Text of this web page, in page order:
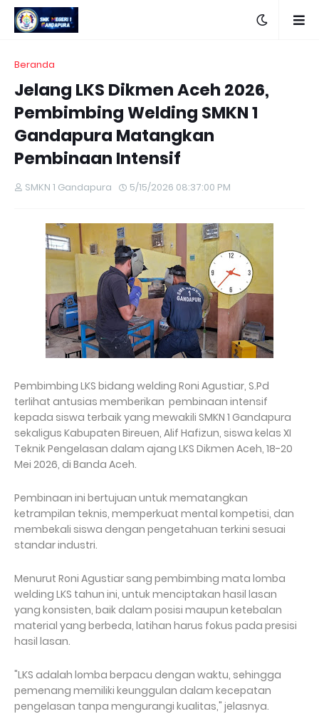
Beranda
Jelang LKS Dikmen Aceh 2026,
Pembimbing Welding SMKN 1
Gandapura Matangkan
Pembinaan Intensif
SMKN 1 Gandapura 5/15/2026 08:37:00 PM
Pembimbing LKS bidang welding Roni Agustiar, S.Pd
terlihat antusias memberikan pembinaan intensif
kepada siswa terbaik yang mewakili SMKN 1 Gandapura
sekaligus Kabupaten Bireuen, Alif Hafizun, siswa kelas XI
Teknik Pengelasan dalam ajang LKS Dikmen Aceh, 18-20
Mei 2026, di Banda Aceh.
Pembinaan ini bertujuan untuk mematangkan
ketrampilan teknis, memperkuat mental kompetisi, dan
membekali siswa dengan pengetahuan terkini sesuai
standar industri.
Menurut Roni Agustiar sang pembimbing mata lomba
welding LKS tahun ini, untuk menciptakan hasil lasan
yang konsisten, baik dalam posisi maupun ketebalan
material yang berbeda, latihan harus fokus pada presisi
hasil lasan.
"LKS adalah lomba berpacu dengan waktu, sehingga
pemenang memiliki keunggulan dalam kecepatan
pengelasan tanpa mengurangi kualitas," jelasnya.